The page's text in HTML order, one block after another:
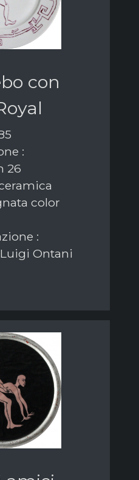
con
:
26
color
:
Ontani